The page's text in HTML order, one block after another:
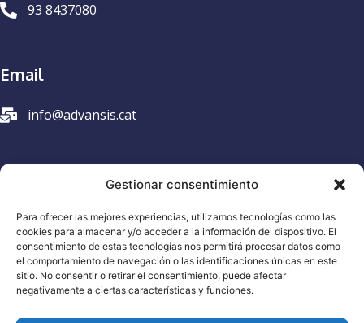
Gestionar consentimiento
Para ofrecer las mejores experiencias, utilizamos tecnologías como las
cookies para almacenar y/o acceder a la información del dispositivo. El
consentimiento de estas tecnologías nos permitirá procesar datos como
el comportamiento de navegación o las identificaciones únicas en este
sitio. No consentir o retirar el consentimiento, puede afectar
negativamente a ciertas características y funciones.
93 8437080
Email
info@advansis.cat
Aviso legal
Política de privacidad
Cookies
Síguenos